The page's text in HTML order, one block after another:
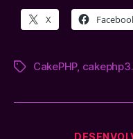
X
TagsCakePHP,